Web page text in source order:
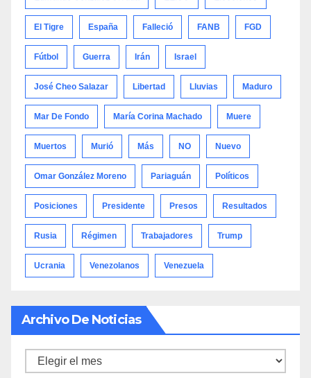
El Tigre España Falleció FANB FGD
Fútbol Guerra Irán Israel
José Cheo Salazar Libertad Lluvias Maduro
Mar De Fondo María Corina Machado Muere
Muertos Murió Más NO Nuevo
Omar González Moreno Pariaguán Políticos
Posiciones Presidente Presos Resultados
Rusia Régimen Trabajadores Trump
Ucrania Venezolanos Venezuela
Archivo De Noticias
Archivo